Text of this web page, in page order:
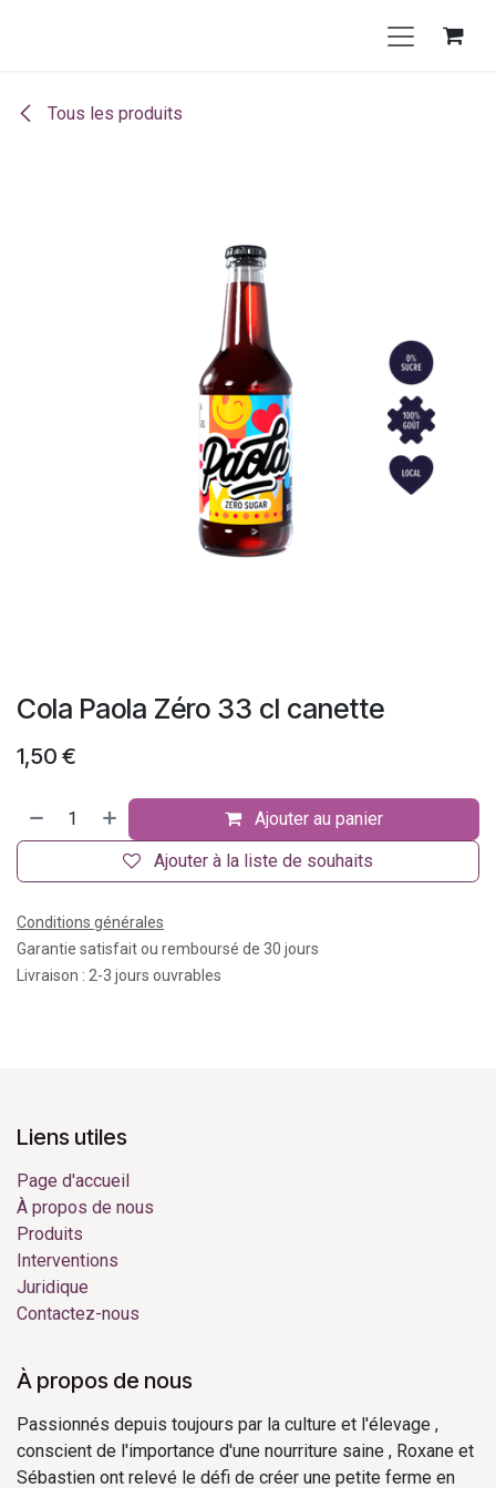
Tous les produits
Cola Paola Zéro 33 cl canette
1,50 €
Ajouter au panier
Ajouter à la liste de souhaits
Conditions générales
Garantie satisfait ou remboursé de 30 jours
Livraison : 2-3 jours ouvrables
Liens utiles
Page d'accueil
À propos de nous
Produits
Interventions
Juridique
Contactez-nous
À propos de nous
Passionnés depuis toujours par la culture et l'élevage ,
conscient de l'importance d'une nourriture saine , Roxane et
Sébastien ont relevé le défi de créer une petite ferme en